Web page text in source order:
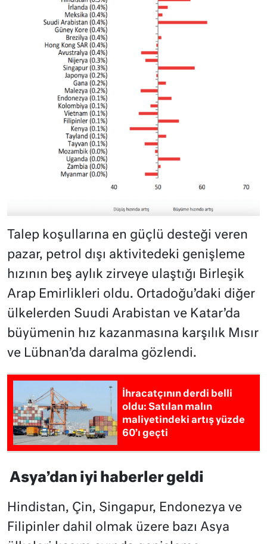
Talep koşullarına en güçlü desteği veren
pazar, petrol dışı aktivitedeki genişleme
hızının beş aylık zirveye ulaştığı Birleşik
Arap Emirlikleri oldu. Ortadoğu’daki diğer
ülkelerden Suudi Arabistan ve Katar’da
büyümenin hız kazanmasına karşılık Mısır
ve Lübnan’da daralma gözlendi.
İhracatçının derdi belli
oldu: Satılan malın
maliyetindeki artış yüzde
60’ı geçti
Asya’dan iyi haberler geldi
Hindistan, Çin, Singapur, Endonezya ve
Filipinler dahil olmak üzere bazı Asya